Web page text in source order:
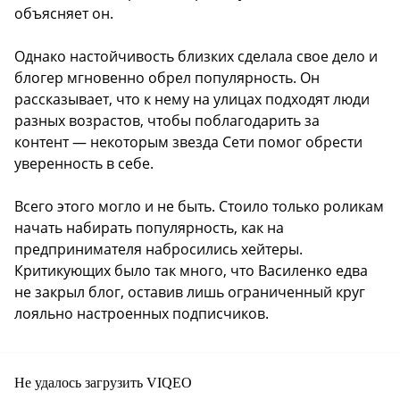
объясняет он.
Однако настойчивость близких сделала свое дело и
блогер мгновенно обрел популярность. Он
рассказывает, что к нему на улицах подходят люди
разных возрастов, чтобы поблагодарить за
контент — некоторым звезда Сети помог обрести
уверенность в себе.
Всего этого могло и не быть. Стоило только роликам
начать набирать популярность, как на
предпринимателя набросились хейтеры.
Критикующих было так много, что Василенко едва
не закрыл блог, оставив лишь ограниченный круг
лояльно настроенных подписчиков.
Не удалось загрузить VIQEO